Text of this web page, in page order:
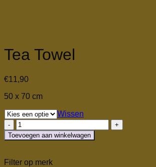
Tea Towel
€11,90
50 x 70 cm
Wissen
Tea
Towel
aantal
Toevoegen aan winkelwagen
Filter op merk